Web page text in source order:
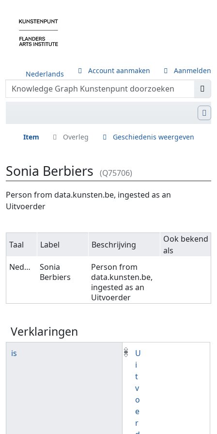
Nederlands Account aanmaken Aanmelden
Item Overleg Geschiedenis weergeven
Sonia Berbiers (Q75706)
Ga naar:navigatie,zoeken
Person from data.kunsten.be, ingested as an
Uitvoerder
Taal Label Beschrijving
Ook bekend
als
Nederlands
Sonia
Berbiers
Person from
data.kunsten.be,
ingested as an
Uitvoerder
Verklaringen
is
U
i
t
v
o
e
r